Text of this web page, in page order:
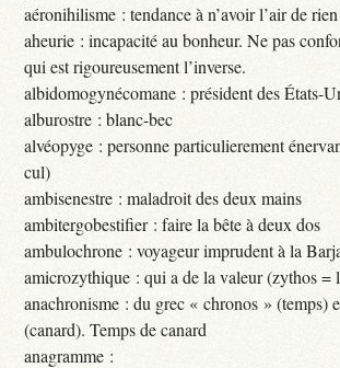
aéronihilisme : tendance à n’avoir l’air de rien
aheurie : incapacité au bonheur. Ne pas
qui est rigoureusement l’inverse.
albidomogynécomane : président des États-
alburostre : blanc-bec
alvéopyge : personne particulierement
cul)
ambisenestre : maladroit des deux mains
ambitergobestifier : faire la bête à deux dos
ambulochrone : voyageur imprudent à la
amicrozythique : qui a de la valeur (zythos =
anachronisme : du grec « chronos » (temps)
(canard). Temps de canard
anagramme :